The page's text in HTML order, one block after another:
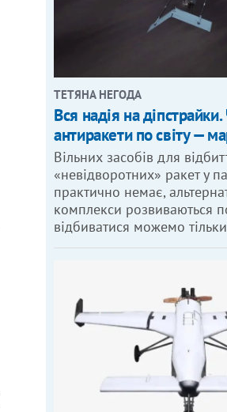
ТЕТЯНА НЕГОДА
Вся надія на
антиракети по світу —
Вільних засобів для
«невідворотних» ракет у
практично немає,
комплекси розвиваються
відбиватися можемо